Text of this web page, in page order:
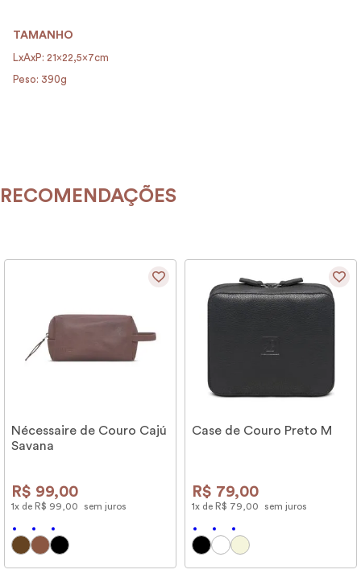
TAMANHO
LxAxP: 21x22,5x7cm
Peso: 390g
RECOMENDAÇÕES
Nécessaire de Couro Cajú
Savana
R$ 99,00
1x de R$ 99 00 sem juros
Case de Couro Preto M
R$ 79,00
1x de R$ 79 00 sem juros